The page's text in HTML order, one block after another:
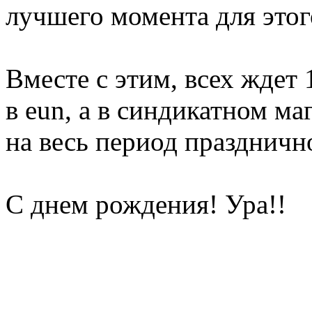
лучшего момента для
Вместе с этим, всех
в eun, а в синдикатном
на весь период
С днем рождения! Ура!!